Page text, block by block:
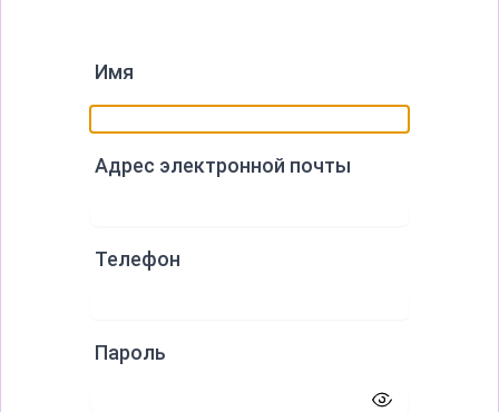
Имя
Адрес электронной почты
Телефон
Пароль